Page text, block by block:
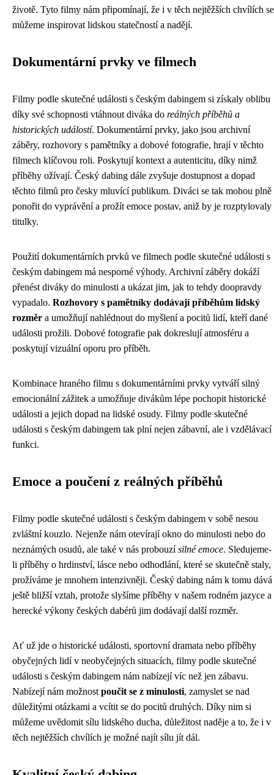
životě. Tyto filmy nám připomínají, že i v těch nejtěžších chvílích se
můžeme inspirovat lidskou statečností a nadějí.
Dokumentární prvky ve filmech
Filmy podle skutečné události s českým dabingem si získaly oblibu
díky své schopnosti vtáhnout diváka do reálných příběhů a
historických událostí. Dokumentární prvky, jako jsou archivní
záběry, rozhovory s pamětníky a dobové fotografie, hrají v těchto
filmech klíčovou roli. Poskytují kontext a autenticitu, díky nimž
příběhy ožívají. Český dabing dále zvyšuje dostupnost a dopad
těchto filmů pro česky mluvící publikum. Diváci se tak mohou plně
ponořit do vyprávění a prožít emoce postav, aniž by je rozptylovaly
titulky.
Použití dokumentárních prvků ve filmech podle skutečné události s
českým dabingem má nesporné výhody. Archivní záběry dokáží
přenést diváky do minulosti a ukázat jim, jak to tehdy doopravdy
vypadalo. Rozhovory s pamětníky dodávají příběhům lidský
rozměr a umožňují nahlédnout do myšlení a pocitů lidí, kteří dané
události prožili. Dobové fotografie pak dokreslují atmosféru a
poskytují vizuální oporu pro příběh.
Kombinace hraného filmu s dokumentárními prvky vytváří silný
emocionální zážitek a umožňuje divákům lépe pochopit historické
události a jejich dopad na lidské osudy. Filmy podle skutečné
události s českým dabingem tak plní nejen zábavní, ale i vzdělávací
funkci.
Emoce a poučení z reálných příběhů
Filmy podle skutečné události s českým dabingem v sobě nesou
zvláštní kouzlo. Nejenže nám otevírají okno do minulosti nebo do
neznámých osudů, ale také v nás probouzísilné emoce. Sledujeme-
li příběhy o hrdinství, lásce nebo odhodlání, které se skutečně staly,
prožíváme je mnohem intenzivněji. Český dabing nám k tomu dává
ještě bližší vztah, protože slyšíme příběhy v našem rodném jazyce a
herecké výkony českých dabérů jim dodávají další rozměr.
Ať už jde o historické události, sportovní dramata nebo příběhy
obyčejných lidí v neobyčejných situacích, filmy podle skutečné
události s českým dabingem nám nabízejí víc než jen zábavu.
Nabízejí nám možnost poučit se z minulosti, zamyslet se nad
důležitými otázkami a vcítit se do pocitů druhých. Díky nim si
můžeme uvědomit sílu lidského ducha, důležitost naděje a to, že i v
těch nejtěžších chvílích je možné najít sílu jít dál.